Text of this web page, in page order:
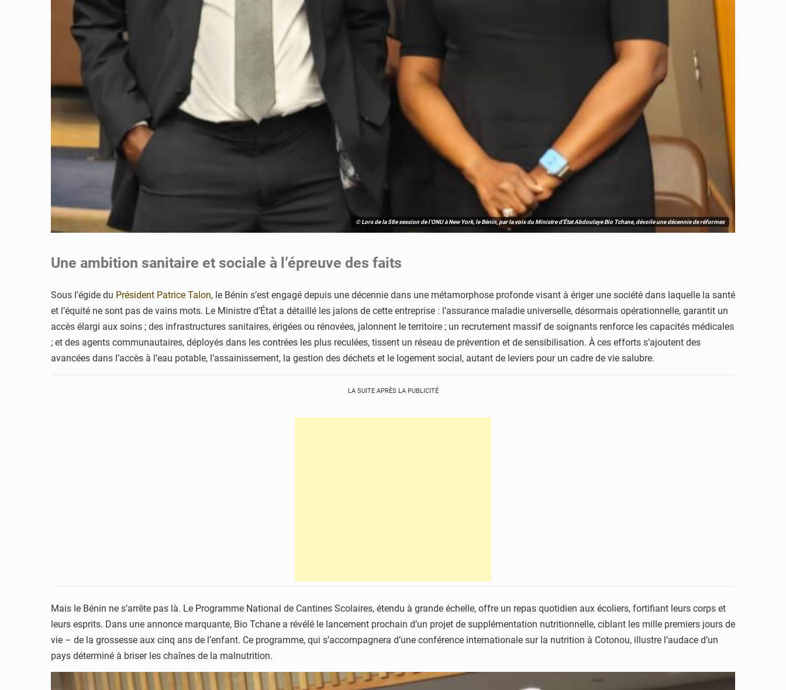
© Lors de la 58e session de l’ONU à New York, le Bénin, par la voix du Ministre d’État Abdoulaye Bio Tchane, dévoile une décennie de réformes
Une ambition sanitaire et sociale à l’épreuve des faits
Sous l’égide du Président Patrice Talon, le Bénin s’est engagé depuis une décennie dans une métamorphose profonde visant à ériger une société dans laquelle la santé
et l’équité ne sont pas de vains mots. Le Ministre d’État a détaillé les jalons de cette entreprise : l’assurance maladie universelle, désormais opérationnelle, garantit un
accès élargi aux soins ; des infrastructures sanitaires, érigées ou rénovées, jalonnent le territoire ; un recrutement massif de soignants renforce les capacités médicales
; et des agents communautaires, déployés dans les contrées les plus reculées, tissent un réseau de prévention et de sensibilisation. À ces efforts s’ajoutent des
avancées dans l’accès à l’eau potable, l’assainissement, la gestion des déchets et le logement social, autant de leviers pour un cadre de vie salubre.
LA SUITE APRÈS LA PUBLICITÉ
Mais le Bénin ne s’arrête pas là. Le Programme National de Cantines Scolaires, étendu à grande échelle, offre un repas quotidien aux écoliers, fortifiant leurs corps et
leurs esprits. Dans une annonce marquante, Bio Tchane a révélé le lancement prochain d’un projet de supplémentation nutritionnelle, ciblant les mille premiers jours de
vie – de la grossesse aux cinq ans de l’enfant. Ce programme, qui s’accompagnera d’une conférence internationale sur la nutrition à Cotonou, illustre l’audace d’un
pays déterminé à briser les chaînes de la malnutrition.